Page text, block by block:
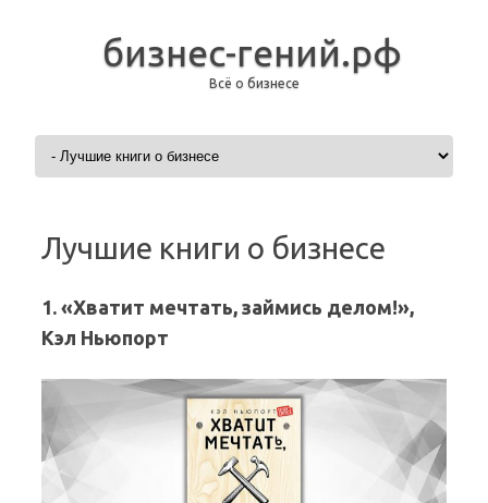
бизнес-гений.рф
Всё о бизнесе
Перейти к содержимому
Лучшие книги о бизнесе
1. «Хватит мечтать, займись делом!»,
Кэл Ньюпорт